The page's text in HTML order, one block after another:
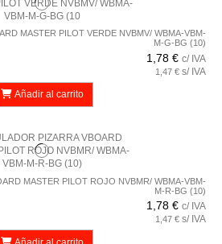
MASTER PILOT VERDE NVBMV/ WBMA-VBM-
M-G-BG (10)
1,78 € c/ IVA
1,47 € s/ IVA
Añadir al carrito
MASTER PILOT ROJO NVBMR/ WBMA-VBM-
M-R-BG (10)
1,78 € c/ IVA
1,47 € s/ IVA